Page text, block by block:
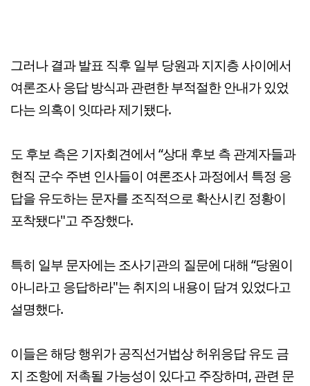
그러나 결과 발표 직후 일부 당원과 지지층 사이에서
여론조사 응답 방식과 관련한 부적절한 안내가 있었
다는 의혹이 잇따라 제기됐다.
도 후보 측은 기자회견에서 “상대 후보 측 관계자들과
현직 군수 주변 인사들이 여론조사 과정에서 특정 응
답을 유도하는 문자를 조직적으로 확산시킨 정황이
포착됐다"고 주장했다.
특히 일부 문자에는 조사기관의 질문에 대해 “당원이
아니라고 응답하라"는 취지의 내용이 담겨 있었다고
설명했다.
이들은 해당 행위가 공직선거법상 허위응답 유도 금
지 조항에 저촉될 가능성이 있다고 주장하며, 관련 문